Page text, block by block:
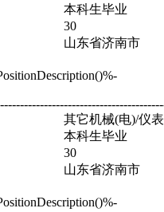
本科生毕业
30
山东省济南市
其它机械(电)/仪
本科生毕业
30
山东省济南市